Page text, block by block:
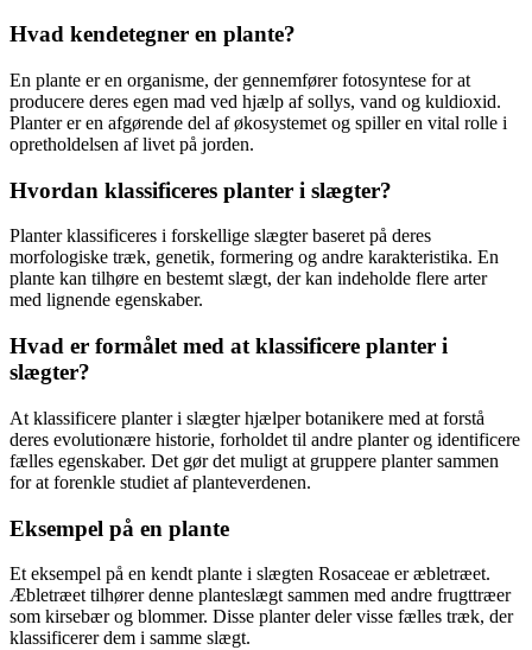
Hvad kendetegner en plante?
En plante er en organisme, der gennemfører fotosyntese for at
producere deres egen mad ved hjælp af sollys, vand og kuldioxid.
Planter er en afgørende del af økosystemet og spiller en vital rolle i
opretholdelsen af livet på jorden.
Hvordan klassificeres planter i slægter?
Planter klassificeres i forskellige slægter baseret på deres
morfologiske træk, genetik, formering og andre karakteristika. En
plante kan tilhøre en bestemt slægt, der kan indeholde flere arter
med lignende egenskaber.
Hvad er formålet med at klassificere planter i
slægter?
At klassificere planter i slægter hjælper botanikere med at forstå
deres evolutionære historie, forholdet til andre planter og identificere
fælles egenskaber. Det gør det muligt at gruppere planter sammen
for at forenkle studiet af planteverdenen.
Eksempel på en plante
Et eksempel på en kendt plante i slægten Rosaceae er æbletræet.
Æbletræet tilhører denne planteslægt sammen med andre frugttræer
som kirsebær og blommer. Disse planter deler visse fælles træk, der
klassificerer dem i samme slægt.